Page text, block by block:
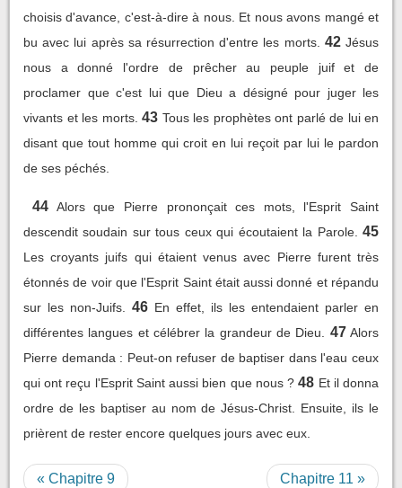
choisis d'avance, c'est-à-dire à nous. Et nous avons mangé et
bu avec lui après sa résurrection d'entre les morts. 42 Jésus
nous a donné l'ordre de prêcher au peuple juif et de
proclamer que c'est lui que Dieu a désigné pour juger les
vivants et les morts. 43 Tous les prophètes ont parlé de lui en
disant que tout homme qui croit en lui reçoit par lui le pardon
de ses péchés.
44 Alors que Pierre prononçait ces mots, l'Esprit Saint
descendit soudain sur tous ceux qui écoutaient la Parole. 45
Les croyants juifs qui étaient venus avec Pierre furent très
étonnés de voir que l'Esprit Saint était aussi donné et répandu
sur les non-Juifs.
46 En effet, ils les entendaient parler en
différentes langues et célébrer la grandeur de Dieu.
47 Alors
Pierre demanda : Peut-on refuser de baptiser dans l'eau ceux
qui ont reçu l'Esprit Saint aussi bien que nous ? 48 Et il donna
ordre de les baptiser au nom de Jésus-Christ. Ensuite, ils le
prièrent de rester encore quelques jours avec eux.
« Chapitre 9 Chapitre 11 »